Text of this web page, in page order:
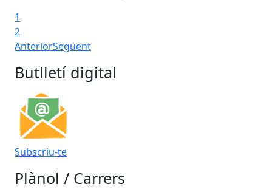
1
2
AnteriorSegüent
Butlletí digital
Subscriu-te
Plànol / Carrers